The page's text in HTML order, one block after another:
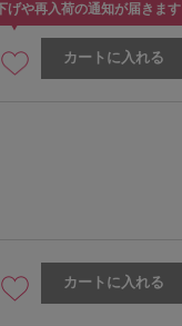
げや再入荷の通知が届きます
カートに入れる
カートに入れる